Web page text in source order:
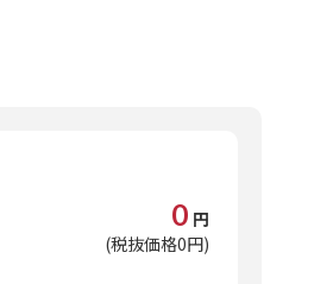
0 円
(税抜価格0円)